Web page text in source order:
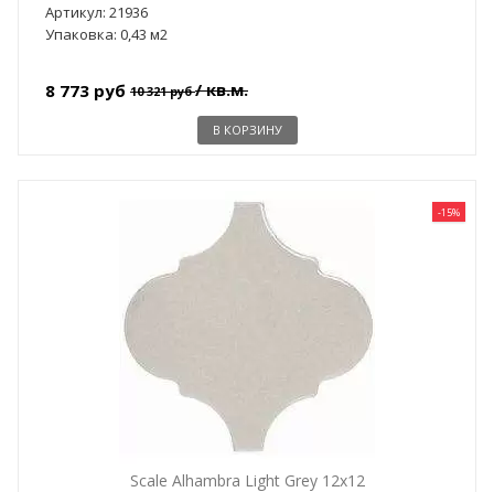
Артикул: 21936
Упаковка: 0,43 м2
8 773 руб 10 321 руб/ кв.м.
В КОРЗИНУ
-15%
Scale Alhambra Light Grey 12x12